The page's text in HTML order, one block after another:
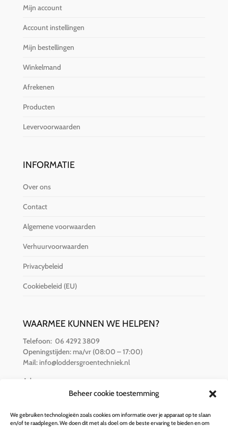
Beheer cookie toestemming
We gebruiken technologieën zoals cookies om informatie over je apparaat op te slaan
en/of te raadplegen. We doen dit met als doel om de beste ervaring te bieden en om
Mijn account
Account instellingen
Mijn bestellingen
Winkelmand
Afrekenen
Producten
Levervoorwaarden
INFORMATIE
Over ons
Contact
Algemene voorwaarden
Verhuurvoorwaarden
Privacybeleid
Cookiebeleid (EU)
WAARMEE KUNNEN WE HELPEN?
Telefoon: 06 4292 3809
Openingstijden:ma/vr (08:00 – 17:00)
Mail: info@loddersgroentechniek.nl
Adres:
Van der Hamlaan 16